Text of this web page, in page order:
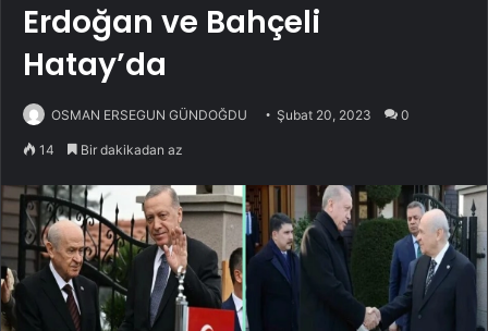
Erdoğan ve Bahçeli
Hatay’da
OSMAN ERSEGUN GÜNDOĞDU Şubat 20, 2023 0
14 Bir dakikadan az